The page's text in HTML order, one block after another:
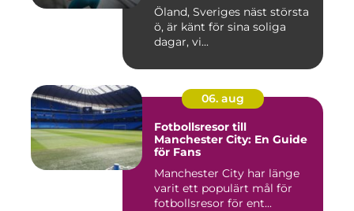
Öland, Sveriges näst största
ö, är känt för sina soliga
dagar, vi...
06. aug
Fotbollsresor till
Manchester City: En Guide
för Fans
Manchester City har länge
varit ett populärt mål för
fotbollsresor för ent...